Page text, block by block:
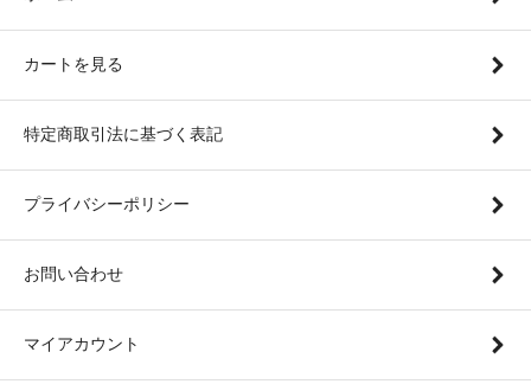
カートを見る
特定商取引法に基づく表記
プライバシーポリシー
お問い合わせ
マイアカウント